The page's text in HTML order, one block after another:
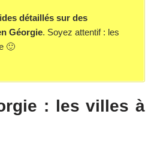
détaillés sur des
Géorgie. Soyez attentif : les
🙂
: les villes à